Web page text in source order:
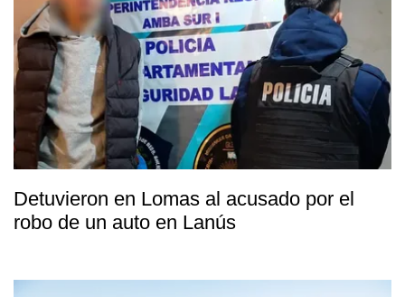
Detuvieron en Lomas al acusado por el
robo de un auto en Lanús